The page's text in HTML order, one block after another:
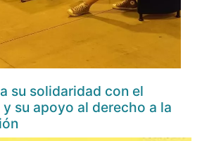
su solidaridad con el
su apoyo al derecho a la